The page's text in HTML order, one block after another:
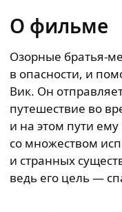
О фильме
Озорные братья-
в опасности, и
Вик. Он
путешествие во
и на этом пути ему
со множеством
и странных
ведь его цель —